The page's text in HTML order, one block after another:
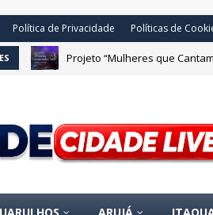
Política de Privacidade Políticas de
Projeto “Mulheres que